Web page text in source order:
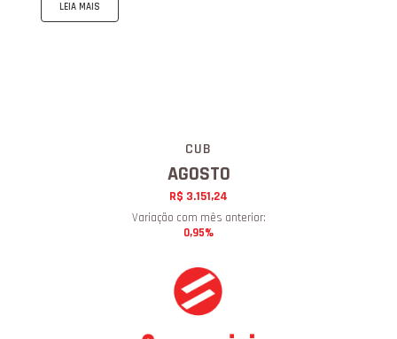
LEIA MAIS
CUB
AGOSTO
R$ 3.151,24
Variação com mês anterior:
0,95%